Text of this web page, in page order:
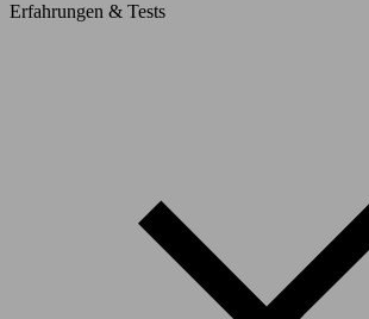
Erfahrungen & Tests